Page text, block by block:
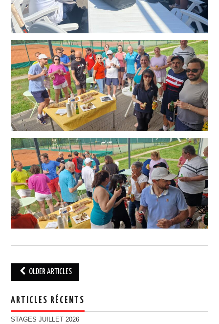
OLDER ARTICLES
ARTICLES RÉCENTS
STAGES JUILLET 2026